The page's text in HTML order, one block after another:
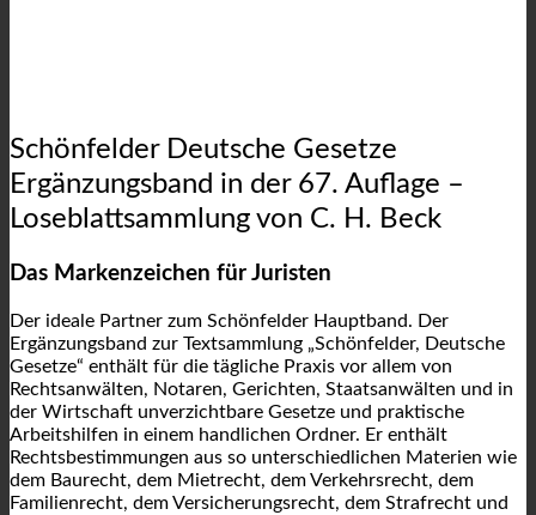
Schönfelder Deutsche Gesetze
Ergänzungsband in der 67. Auflage –
Loseblattsammlung von C. H. Beck
Das Markenzeichen für Juristen
Der ideale Partner zum Schönfelder Hauptband. Der
Ergänzungsband zur Textsammlung „Schönfelder, Deutsche
Gesetze“ enthält für die tägliche Praxis vor allem von
Rechtsanwälten, Notaren, Gerichten, Staatsanwälten und in
der Wirtschaft unverzichtbare Gesetze und praktische
Arbeitshilfen in einem handlichen Ordner. Er enthält
Rechtsbestimmungen aus so unterschiedlichen Materien wie
dem Baurecht, dem Mietrecht, dem Verkehrsrecht, dem
Familienrecht, dem Versicherungsrecht, dem Strafrecht und